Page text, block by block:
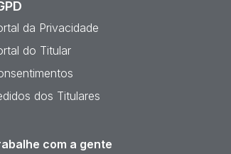
da Privacidade
do Titular
dos Titulares
com a gente